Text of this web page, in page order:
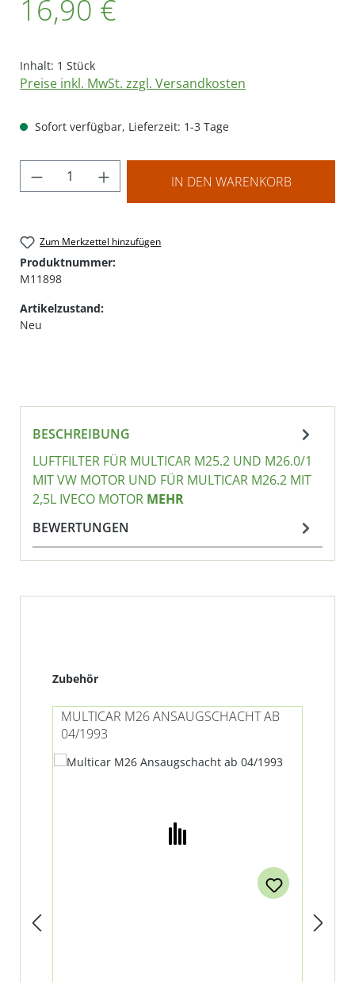
16,90 €
Inhalt: 1 Stück
Preise inkl. MwSt. zzgl. Versandkosten
Sofort verfügbar, Lieferzeit: 1-3 Tage
Produkt Anzahl: Gib den gewünschten
IN DEN WARENKORB
Zum Merkzettel hinzufügen
Produktnummer:
M11898
Artikelzustand:
Neu
BESCHREIBUNG
LUFTFILTER FÜR MULTICAR M25.2 UND M26.0/1
MIT VW MOTOR UND FÜR MULTICAR M26.2 MIT
2,5L IVECO MOTOR MEHR
BEWERTUNGEN
Produktgalerie überspringen
Zubehör
MULTICAR M26 ANSAUGSCHACHT AB
04/1993